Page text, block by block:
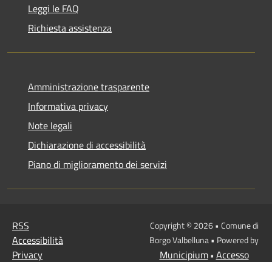
Leggi le FAQ
Richiesta assistenza
Amministrazione trasparente
Informativa privacy
Note legali
Dichiarazione di accessibilità
Piano di miglioramento dei servizi
RSS
Accessibilità
Privacy
Copyright © 2026 • Comune di
Borgo Valbelluna • Powered by
Municipium• Accesso